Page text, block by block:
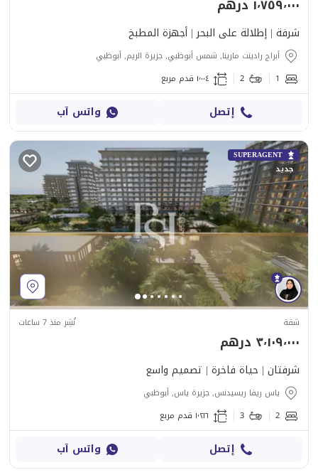
١٬٧٥٩٬٠٠٠ درهم
شرفة | إطلالة على البحر | أجهزة المطبخ
أبراج رادينت مارينا, شمس أبوظبي, جزيرة الريم, أبوظبي
1
2 ١٬٠٠٤ قدم مربع
إتصل واتس آب
SUPERAGENT
جديد
شقة نُشِر منذ 7 ساعات
٣٬١٠٩٬٠٠٠ درهم
شرفتان | حياة فاخرة | تصميم واسع
ياس ريفا ريسيدنس, جزيرة ياس, أبوظبي
2
3 ١٬٢١٦ قدم مربع
إتصل واتس آب